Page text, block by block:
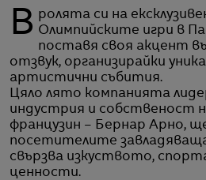
В ролята си на ексклузивен спонсор на Олимпийските игри в
поставя своя акцент
отзвук, организирайки
артистични събития.
Цяло лято компанията
индустрия и собственост
французин – Бернар Арно,
посетителите
свързва изкуството,
ценности.